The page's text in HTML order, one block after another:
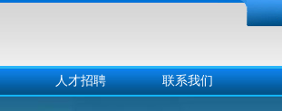
人才招聘 联系我们